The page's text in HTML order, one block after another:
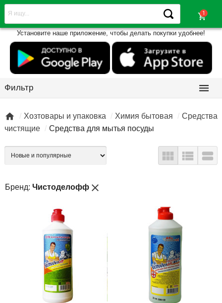
shopping_cart
Установите наше приложение, чтобы делать покупки удобнее!
Фильтр 
 Хозтовары и упаковка Химия бытовая
Средства
чистящие
Средства для мытья посуды
  
Бренд: Чистоделофф close